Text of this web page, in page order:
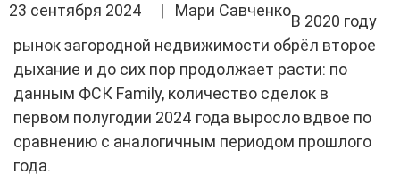
23 сентября 2024 | Мари Савченко
В 2020 году
рынок загородной недвижимости обрёл второе
дыхание и до сих пор продолжает расти: по
данным ФСК Family, количество сделок в
первом полугодии 2024 года выросло вдвое по
сравнению с аналогичным периодом прошлого
года.